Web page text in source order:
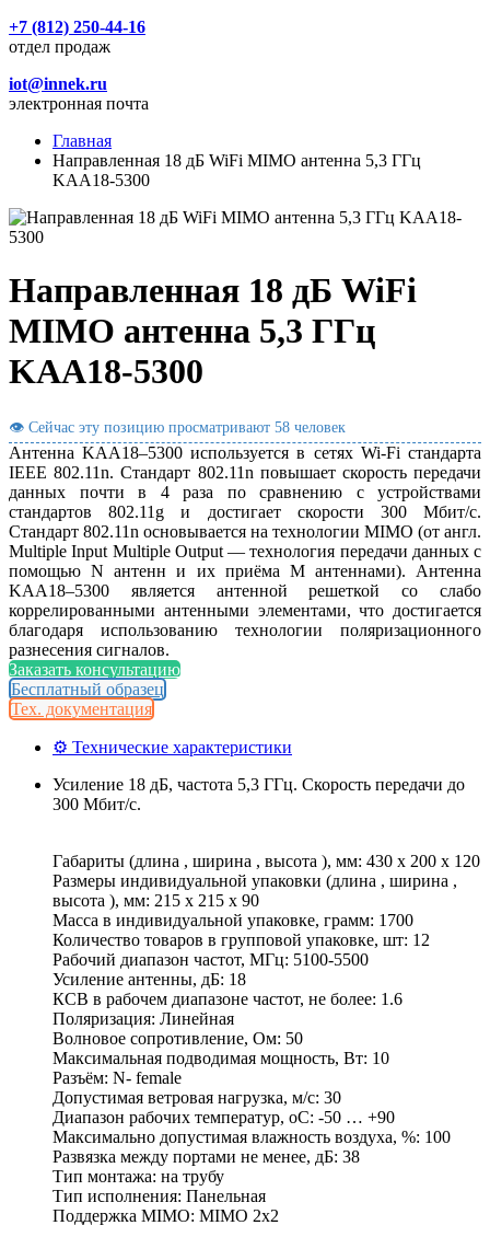
+7 (812) 250-44-16
отдел продаж
iot@innek.ru
электронная почта
Главная
Направленная 18 дБ WiFi MIMO антенна 5,3 ГГц
KAA18-5300
Направленная 18 дБ WiFi
MIMO антенна 5,3 ГГц
KAA18-5300
👁 Сейчас эту позицию просматривают 58 человек
Антенна KAA18–5300 используется в сетях Wi-Fi стандарта
IEEE 802.11n. Стандарт 802.11n повышает скорость передачи
данных почти в 4 раза по сравнению с устройствами
стандартов 802.11g и достигает скорости 300 Мбит/с.
Стандарт 802.11n основывается на технологии MIMO (от англ.
Multiple Input Multiple Output — технология передачи данных с
помощью N антенн и их приёма М антеннами). Антенна
KAA18–5300 является антенной решеткой со слабо
коррелированными антенными элементами, что достигается
благодаря использованию технологии поляризационного
разнесения сигналов.
Заказать консультацию
Бесплатный образец
Тех. документация
⚙ Технические характеристики
Усиление 18 дБ, частота 5,3 ГГц. Скорость передачи до
300 Мбит/с.
Габариты (длина , ширина , высота ), мм: 430 x 200 x 120
Размеры индивидуальной упаковки (длина , ширина ,
высота ), мм: 215 x 215 x 90
Масса в индивидуальной упаковке, грамм: 1700
Количество товаров в групповой упаковке, шт: 12
Рабочий диапазон частот, МГц: 5100-5500
Усиление антенны, дБ: 18
КСВ в рабочем диапазоне частот, не более: 1.6
Поляризация: Линейная
Волновое сопротивление, Ом: 50
Максимальная подводимая мощность, Вт: 10
Разъём: N- female
Допустимая ветровая нагрузка, м/с: 30
Диапазон рабочих температур, оС: -50 … +90
Максимально допустимая влажность воздуха, %: 100
Развязка между портами не менее, дБ: 38
Тип монтажа: на трубу
Тип исполнения: Панельная
Поддержка MIMO: MIMO 2x2